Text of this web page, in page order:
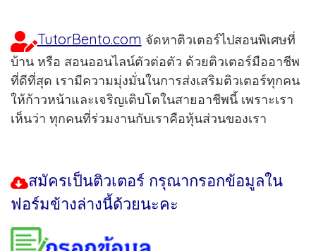
TutorBento.com จัดหาติวเตอร์ไปสอนพิเศษที่
บ้าน หรือ สอนออนไลน์ตัวต่อตัว ด้วยติวเตอร์มืออาชีพ
ที่ดีที่สุด เรามีความมุ่งมั่นในการส่งเสริมติวเตอร์ทุกคน
ให้ก้าวหน้าและเจริญเติบโตในสายอาชีพนี้ เพราะเรา
เห็นว่า ทุกคนที่ร่วมงานกับเราคือหุ้นส่วนของเรา
สมัครเป็นติวเตอร์ กรุณากรอกข้อมูลใน
ฟอร์มข้างล่างนี้ด้วยนะคะ